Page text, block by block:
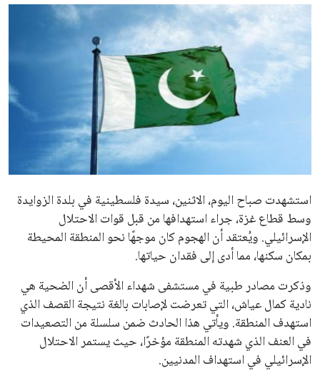
اخبار الرياضة
حوادث
محافظات
استشهدت صباح اليوم، الاثنين، سيدة فلسطينية في بلدة الزوايدة
وسط قطاع غزة، جراء استهدافها من قبل قوات الاحتلال
الإسرائيلي. ويُعتقد أن الهجوم كان موجهًا نحو المنطقة المحيطة
بمكان سكنها، مما أدى إلى فقدان حياتها.
وذكرت مصادر طبية في مستشفى شهداء الأقصى أن الضحية هي
نادية كمال عياش، التي تعرضت لإصابات بالغة نتيجة القصف الذي
استهدف المنطقة. ويأتي هذا الحادث ضمن سلسلة من التصعيدات
في العنف الذي شهدته المنطقة مؤخرًا، حيث يستمر الاحتلال
الإسرائيلي في استهداف المدنيين.